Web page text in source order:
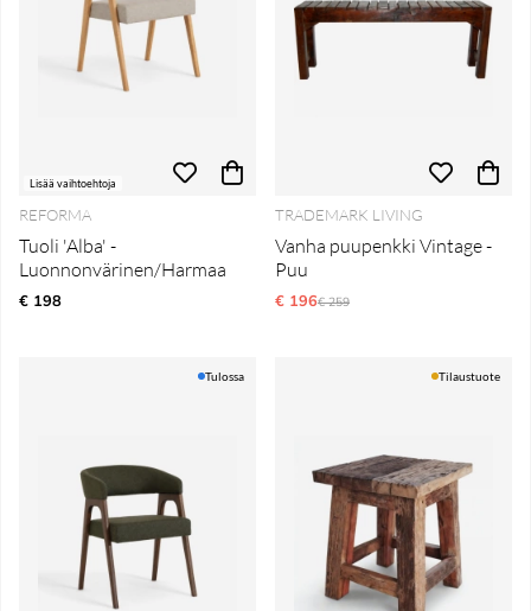
Lisää vaihtoehtoja
REFORMA
Tuoli 'Alba' -
Luonnonvärinen/Harmaa
€ 198
TRADEMARK LIVING
Vanha puupenkki Vintage -
Puu
€ 196Normaali hinta
€ 259
Tulossa Tilaustuote